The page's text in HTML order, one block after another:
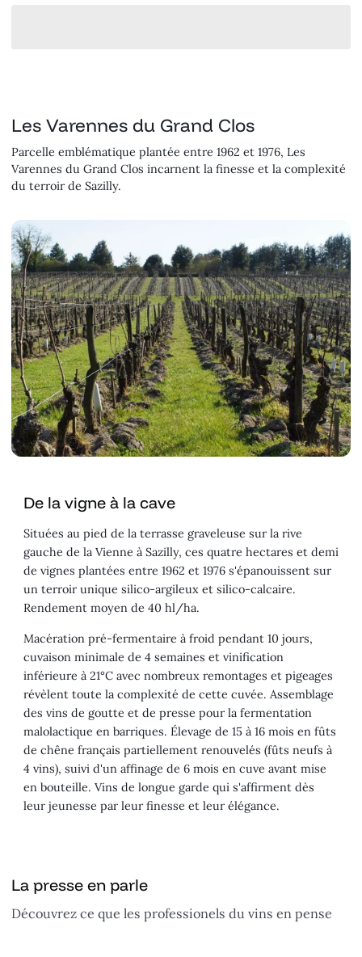
Les Varennes du Grand Clos
Parcelle emblématique plantée entre 1962 et 1976, Les
Varennes du Grand Clos incarnent la finesse et la complexité
du terroir de Sazilly.
De la vigne à la cave
Situées au pied de la terrasse graveleuse sur la rive
gauche de la Vienne à Sazilly, ces quatre hectares et demi
de vignes plantées entre 1962 et 1976 s'épanouissent sur
un terroir unique silico-argileux et silico-calcaire.
Rendement moyen de 40 hl/ha.
Macération pré-fermentaire à froid pendant 10 jours,
cuvaison minimale de 4 semaines et vinification
inférieure à 21°C avec nombreux remontages et pigeages
révèlent toute la complexité de cette cuvée. Assemblage
des vins de goutte et de presse pour la fermentation
malolactique en barriques. Élevage de 15 à 16 mois en fûts
de chêne français partiellement renouvelés (fûts neufs à
4 vins), suivi d'un affinage de 6 mois en cuve avant mise
en bouteille. Vins de longue garde qui s'affirment dès
leur jeunesse par leur finesse et leur élégance.
La presse en parle
Découvrez ce que les professionels du vins en pense